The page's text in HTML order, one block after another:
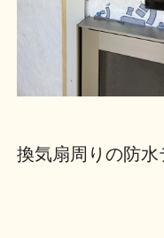
換気扇周りの防